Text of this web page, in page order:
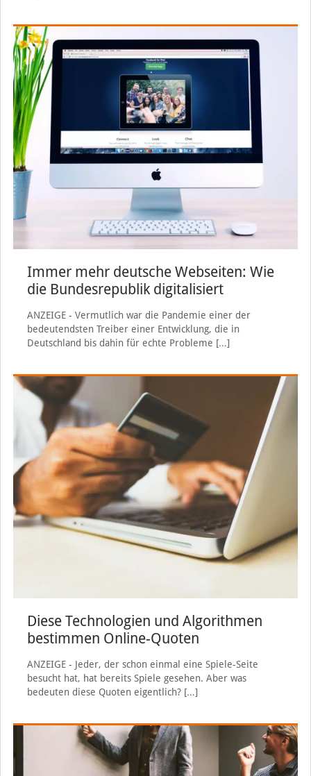
Immer mehr deutsche Webseiten: Wie
die Bundesrepublik digitalisiert
ANZEIGE - Vermutlich war die Pandemie einer der
bedeutendsten Treiber einer Entwicklung, die in
Deutschland bis dahin für echte Probleme […]
Diese Technologien und Algorithmen
bestimmen Online-Quoten
ANZEIGE - Jeder, der schon einmal eine Spiele-Seite
besucht hat, hat bereits Spiele gesehen. Aber was
bedeuten diese Quoten eigentlich?[…]